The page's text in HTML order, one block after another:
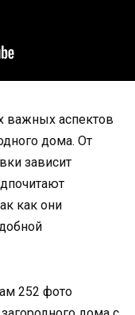
важных аспектов
дома. От
зависит
как они
252 фото